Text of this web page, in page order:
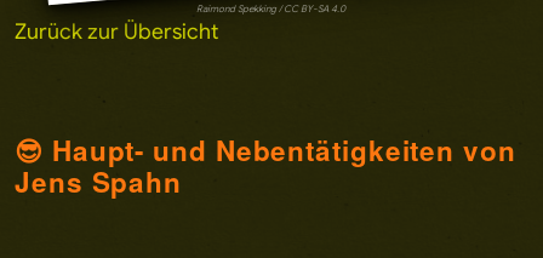
Raimond Spekking / CC BY-SA 4.0
Zurück zur Übersicht
😎 Haupt- und Nebentätigkeiten von
Jens Spahn